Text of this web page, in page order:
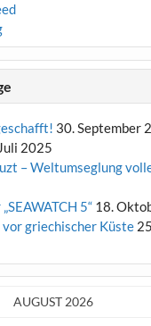
30. September
2025
– Weltumseglung
5“ 18.
griechischer Küste
AUGUST 2026